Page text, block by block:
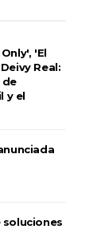
'El
Real:
de
y el